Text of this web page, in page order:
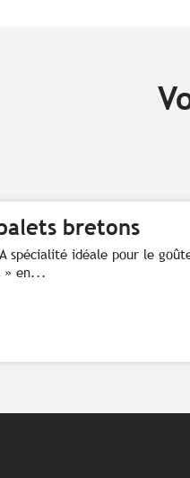
bretons
spécialité idéale pour le
» en...